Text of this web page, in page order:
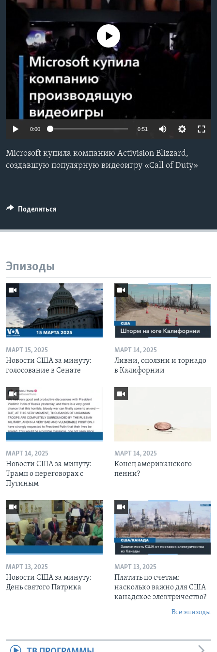
СОЦИАЛЬНЫЕ СЕТИ
Языки
No media source currently available
0:00 0:51
Microsoft купила компанию Activision Blizzard,
создавшую популярную видеоигру «Call of Duty»
Поделиться
Эпизоды
МАРТ 15, 2025
Новости США за минуту:
голосование в Сенате
МАРТ 14, 2025
Ливни, оползни и торнадо
в Калифорнии
МАРТ 14, 2025
Новости США за минуту:
Трамп о переговорах с
Путиным
МАРТ 14, 2025
Конец американского
пенни?
МАРТ 13, 2025
Новости США за минуту:
День святого Патрика
МАРТ 13, 2025
Платить по счетам:
насколько важно для США
канадское электричество?
Все эпизоды